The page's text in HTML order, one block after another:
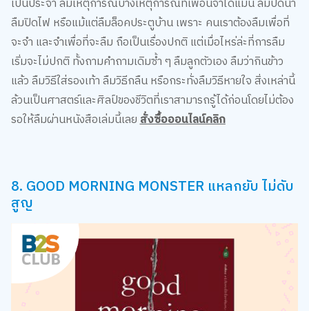
ลืมปิดไฟ หรือแม้แต่ลืมล็อคประตูบ้าน เพราะ คนเราต้องลืมเพื่อที่
จะจำ และจำเพื่อที่จะลืม ถือเป็นเรื่องปกติ แต่เมื่อไหร่ล่ะที่การลืม
เริ่มจะไม่ปกติ ทั้งถามคำถามเดิมซ้ำ ๆ ลืมลูกตัวเอง ลืมว่ากินข้าว
แล้ว ลืมวิธีใส่รองเท้า ลืมวิธีกลืน หรือกระทั่งลืมวิธีหายใจ สิ่งเหล่านี้
ล้วนเป็นศาสตร์และศิลป์ของชีวิตที่เราสามารถรู้ได้ก่อนโดยไม่ต้อง
รอให้ลืมผ่านหนังสือเล่มนี้เลยสั่งซื้อออนไลน์คลิก
8. GOOD MORNING MONSTER แหลกยับ ไม่ดับ
สูญ